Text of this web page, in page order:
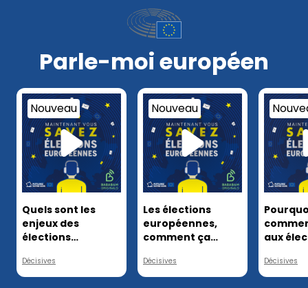
Parle-moi européen
Nouveau
Quels sont les
enjeux des
élections
Décisives
Nouveau
Les élections
européennes,
comment ça
Décisives
aux
Décisives